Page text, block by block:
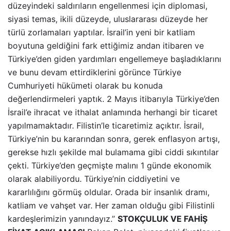
düzeyindeki saldırıların engellenmesi için diplomasi,
siyasi temas, ikili düzeyde, uluslararası düzeyde her
türlü zorlamaları yaptılar. İsrail’in yeni bir katliam
boyutuna geldiğini fark ettiğimiz andan itibaren ve
Türkiye’den giden yardımları engellemeye başladıklarını
ve bunu devam ettirdiklerini görünce Türkiye
Cumhuriyeti hükümeti olarak bu konuda
değerlendirmeleri yaptık. 2 Mayıs itibarıyla Türkiye’den
İsrail’e ihracat ve ithalat anlamında herhangi bir ticaret
yapılmamaktadır. Filistin’le ticaretimiz açıktır. İsrail,
Türkiye’nin bu kararından sonra, gerek enflasyon artışı,
gerekse hızlı şekilde mal bulamama gibi ciddi sıkıntılar
çekti. Türkiye’den geçmişte malını 1 günde ekonomik
olarak alabiliyordu. Türkiye’nin ciddiyetini ve
kararlılığını görmüş oldular. Orada bir insanlık dramı,
katliam ve vahşet var. Her zaman olduğu gibi Filistinli
kardeşlerimizin yanındayız.” STOKÇULUK VE FAHİŞ